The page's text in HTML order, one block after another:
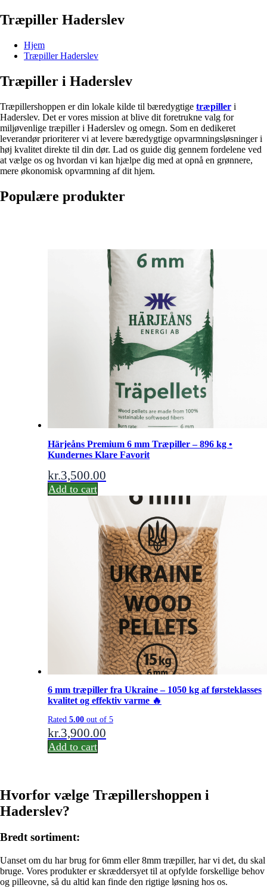
Træpiller Haderslev
Hjem
Træpiller Haderslev
Træpiller i Haderslev
Træpillershoppen er din lokale kilde til bæredygtige træpiller i
Haderslev. Det er vores mission at blive dit foretrukne valg for
miljøvenlige træpiller i Haderslev og omegn. Som en dedikeret
leverandør prioriterer vi at levere bæredygtige opvarmningsløsninger i
høj kvalitet direkte til din dør. Lad os guide dig gennem fordelene ved
at vælge os og hvordan vi kan hjælpe dig med at opnå en grønnere,
mere økonomisk opvarmning af dit hjem.
Populære produkter
Härjeåns Premium 6 mm Træpiller – 896 kg •
Kundernes Klare Favorit
kr.3,500.00
Add to cart
6 mm træpiller fra Ukraine – 1050 kg af førsteklasses
kvalitet og effektiv varme 🔥
Rated 5.00 out of 5
kr.3,900.00
Add to cart
Hvorfor vælge Træpillershoppen i
Haderslev?
Bredt sortiment:
Uanset om du har brug for 6mm eller 8mm træpiller, har vi det, du skal
bruge. Vores produkter er skræddersyet til at opfylde forskellige behov
og pilleovne, så du altid kan finde den rigtige løsning hos os.